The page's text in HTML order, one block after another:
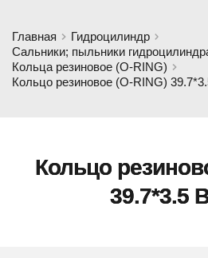
Главная
Гидроцилиндр
Сальники; пыльники
Кольца резиновое (O-RING)
Кольцо резиновое (O-RING)
Кольцо
39.7*3.5